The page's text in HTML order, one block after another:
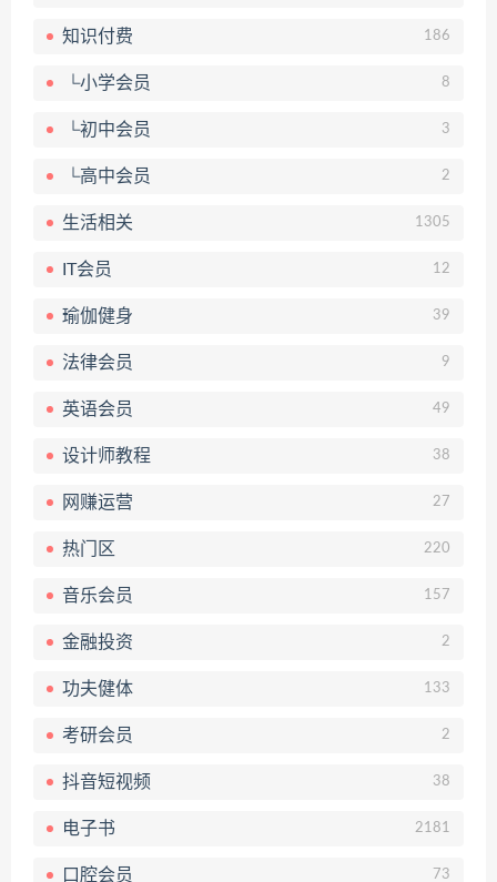
知识付费 186
└小学会员 8
└初中会员 3
└高中会员 2
生活相关 1305
IT会员 12
瑜伽健身 39
法律会员 9
英语会员 49
设计师教程 38
网赚运营 27
热门区 220
音乐会员 157
金融投资 2
功夫健体 133
考研会员 2
抖音短视频 38
电子书 2181
口腔会员 73